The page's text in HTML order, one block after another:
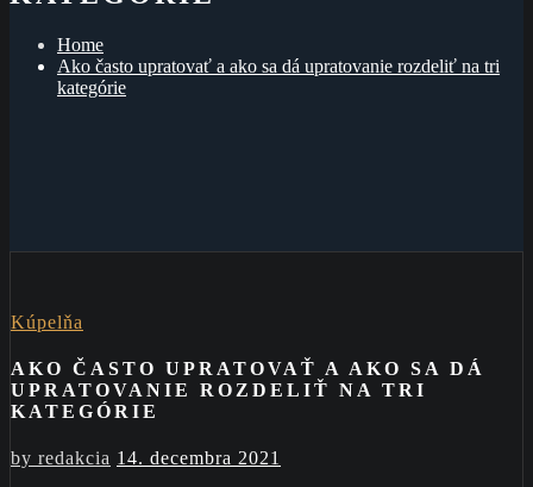
Home
Ako často upratovať a ako sa dá upratovanie rozdeliť na tri
kategórie
Kúpelňa
AKO ČASTO UPRATOVAŤ A AKO SA DÁ
UPRATOVANIE ROZDELIŤ NA TRI
KATEGÓRIE
by redakcia 14. decembra 2021